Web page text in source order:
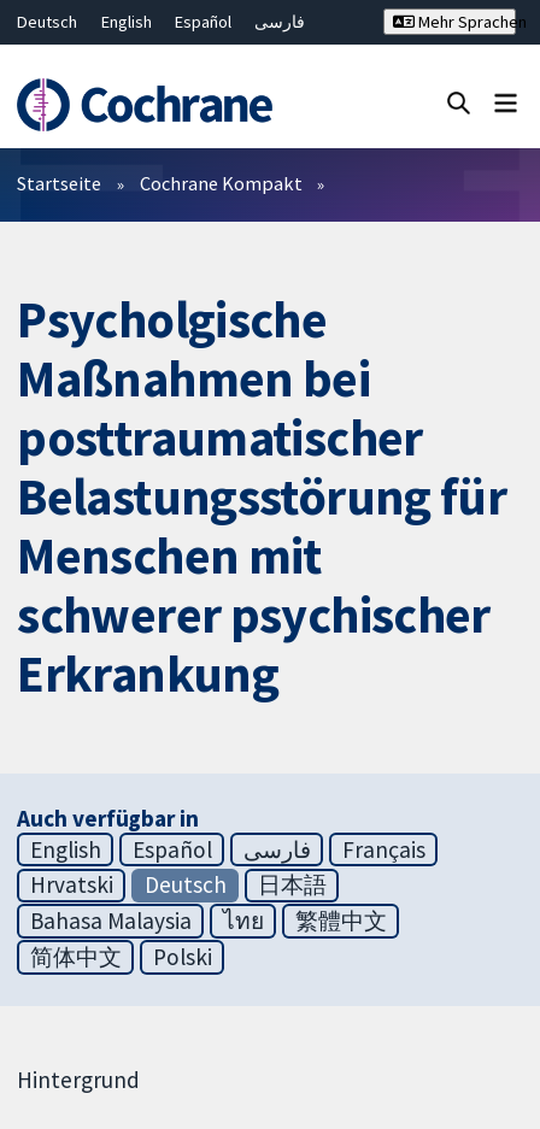
Deutsch English Español
فارسی
Bahasa Malaysia
ไทย
繁體中文
简体中文
Mehr Sprachen
Filter
Startseite Cochrane Kompakt
Psycholgische
Maßnahmen bei
posttraumatischer
Belastungsstörung für
Menschen mit
schwerer psychischer
Erkrankung
Auch verfügbar in
English
Español فارسی
Français
Hrvatski
Deutsch
日本語
Bahasa Malaysia
ไทย
繁體中文
简体中文
Polski
Hintergrund